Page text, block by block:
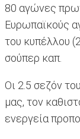
80 αγώνες
Ευρωπαϊκούς
του κυπέλλου
σούπερ καπ.
Οι 2.5 σεζόν
μας, τον
ενεργεία